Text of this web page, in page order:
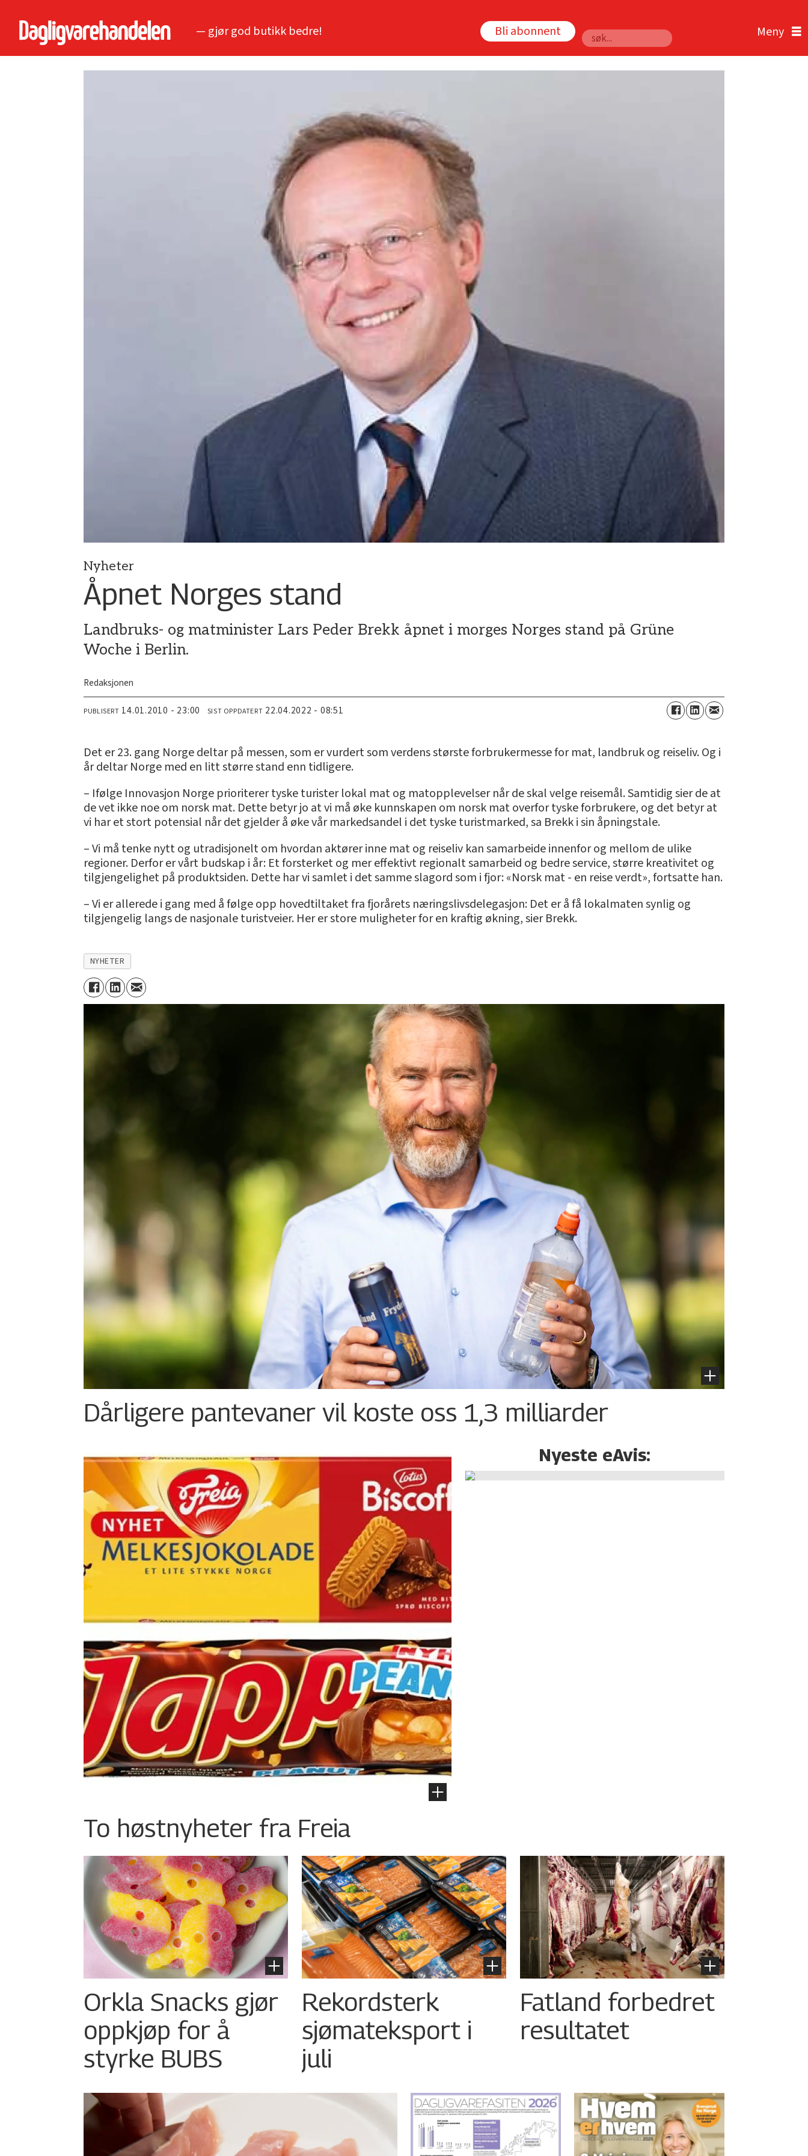
— gjør god butikk bedre! Bli abonnent
Søk
Nyheter
Åpnet Norges stand
Landbruks- og matminister Lars Peder Brekk åpnet i morges Norges stand på Grüne
Woche i Berlin.
Redaksjonen
PUBLISERT 14.01.2010 - 23:00 SIST OPPDATERT 22.04.2022 - 08:51
Det er 23. gang Norge deltar på messen, som er vurdert som verdens største forbrukermesse for mat, landbruk og reiseliv. Og i
år deltar Norge med en litt større stand enn tidligere.
– Ifølge Innovasjon Norge prioriterer tyske turister lokal mat og matopplevelser når de skal velge reisemål. Samtidig sier de at
de vet ikke noe om norsk mat. Dette betyr jo at vi må øke kunnskapen om norsk mat overfor tyske forbrukere, og det betyr at
vi har et stort potensial når det gjelder å øke vår markedsandel i det tyske turistmarked, sa Brekk i sin åpningstale.
– Vi må tenke nytt og utradisjonelt om hvordan aktører inne mat og reiseliv kan samarbeide innenfor og mellom de ulike
regioner. Derfor er vårt budskap i år: Et forsterket og mer effektivt regionalt samarbeid og bedre service, større kreativitet og
tilgjengelighet på produktsiden. Dette har vi samlet i det samme slagord som i fjor: «Norsk mat - en reise verdt», fortsatte han.
– Vi er allerede i gang med å følge opp hovedtiltaket fra fjorårets næringslivsdelegasjon: Det er å få lokalmaten synlig og
tilgjengelig langs de nasjonale turistveier. Her er store muligheter for en kraftig økning, sier Brekk.
NYHETER
Dårligere pantevaner vil koste oss 1,3 milliarder
To høstnyheter fra Freia
Nyeste eAvis:
Orkla Snacks gjør
oppkjøp for å
styrke BUBS
Rekordsterk
sjømateksport i
juli
Fatland forbedret
resultatet